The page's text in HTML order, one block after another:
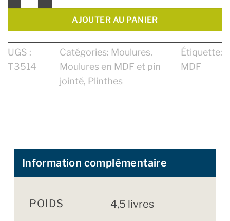
AJOUTER AU PANIER
UGS :
T3514
Catégories: Moulures,
Moulures en MDF et pin
jointé, Plinthes
Étiquette:
MDF
Information complémentaire
POIDS 4,5 livres